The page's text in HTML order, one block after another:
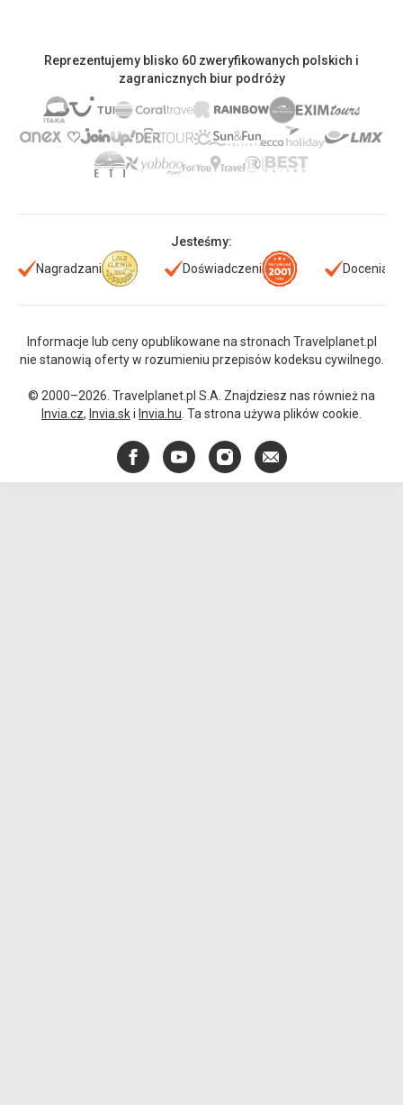
Reprezentujemy blisko 60 zweryfikowanych polskich i
zagranicznych biur podróży
Jesteśmy:
Nagradzani
Doświadczeni Doceniani
Informacje lub ceny opublikowane na stronach Travelplanet.pl
nie stanowią oferty w rozumieniu przepisów kodeksu cywilnego.
© 2000–2026. Travelplanet.pl S.A. Znajdziesz nas również na
Invia.cz, Invia.ski Invia.hu . Ta strona używa plików cookie.
FacebookYouTubeInstagram
E-
mail